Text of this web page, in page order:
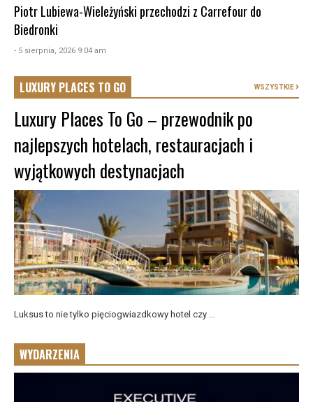
Piotr Lubiewa-Wieleżyński przechodzi z Carrefour do
Biedronki
- 5 sierpnia, 2026 9:04 am
LUXURY PLACES TO GO WSZYSTKIE
Luxury Places To Go – przewodnik po
najlepszych hotelach, restauracjach i
wyjątkowych destynacjach
Luksus to nie tylko pięciogwiazdkowy hotel czy ...
WYDARZENIA